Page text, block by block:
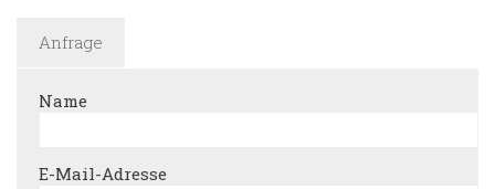
Anfrage
Name
E-Mail-Adresse